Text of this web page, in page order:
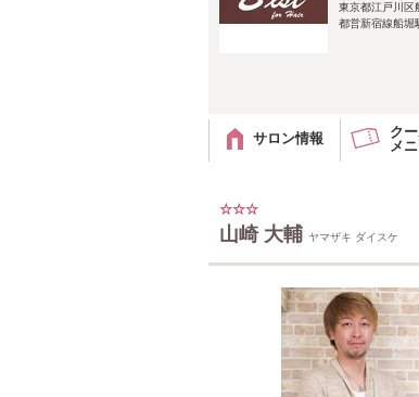
東京都江戸川
都営新宿線船堀
サロン情報
ク
メ
☆☆☆
山崎 大輔 ヤマザキ ダイスケ